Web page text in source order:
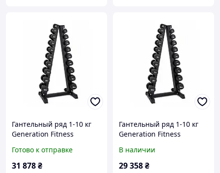
Гантельный ряд 1-10 кг
Generation Fitness
со стойкой "бочонок" DR-
18
Готово к отправке
31 878₴
Гантельный ряд 1-10 кг
Generation Fitness
со стойкой "елочка" DR-17
В наличии
29 358₴